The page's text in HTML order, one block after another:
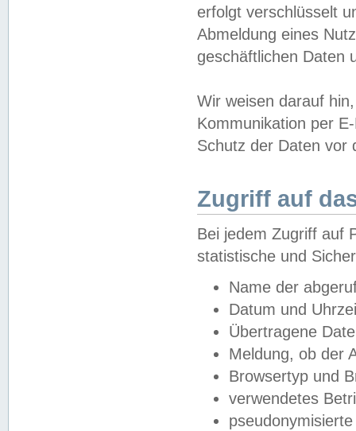
erfolgt verschlüsselt
Abmeldung eines
geschäftlichen Daten
Wir weisen darauf
Kommunikation per
Schutz der Daten vor
Zugriff auf
Bei jedem Zugriff auf
statistische und
Name der
Datum und
Übertragene
Meldung, ob der
Browsertyp und
verwendetes